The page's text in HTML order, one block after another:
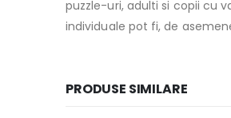
puzzle-uri, adulti si copii cu
individuale pot fi, de
PRODUSE SIMILARE